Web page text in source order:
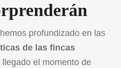
profundizado en las
de las fincas
llegado el momento de